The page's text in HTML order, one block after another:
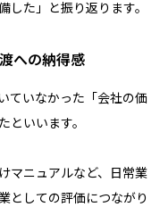
した」と振り返ります。
への納得感
ていなかった「会社の価
といいます。
マニュアルなど、日常業
としての評価につながり